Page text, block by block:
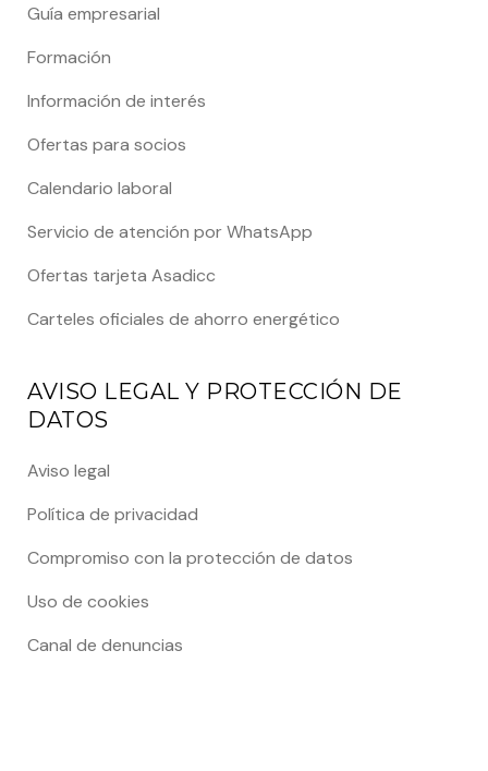
Guía empresarial
Formación
Información de interés
Ofertas para socios
Calendario laboral
Servicio de atención por WhatsApp
Ofertas tarjeta Asadicc
Carteles oficiales de ahorro energético
AVISO LEGAL Y PROTECCIÓN DE
DATOS
Aviso legal
Política de privacidad
Compromiso con la protección de datos
Uso de cookies
Canal de denuncias